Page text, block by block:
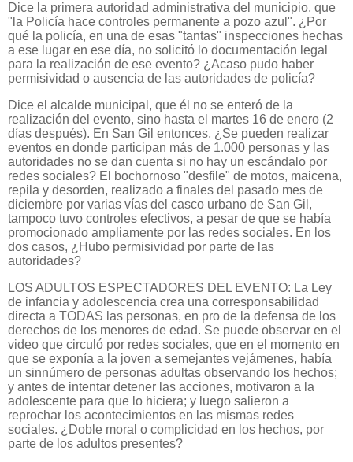
Dice la primera autoridad administrativa del municipio, que
"la Policía hace controles permanente a pozo azul". ¿Por
qué la policía, en una de esas "tantas" inspecciones hechas
a ese lugar en ese día, no solicitó lo documentación legal
para la realización de ese evento? ¿Acaso pudo haber
permisividad o ausencia de las autoridades de policía?
Dice el alcalde municipal, que él no se enteró de la
realización del evento, sino hasta el martes 16 de enero (2
días después). En San Gil entonces, ¿Se pueden realizar
eventos en donde participan más de 1.000 personas y las
autoridades no se dan cuenta si no hay un escándalo por
redes sociales? El bochornoso "desfile" de motos, maicena,
repila y desorden, realizado a finales del pasado mes de
diciembre por varias vías del casco urbano de San Gil,
tampoco tuvo controles efectivos, a pesar de que se había
promocionado ampliamente por las redes sociales. En los
dos casos, ¿Hubo permisividad por parte de las
autoridades?
LOS ADULTOS ESPECTADORES DEL EVENTO: La Ley
de infancia y adolescencia crea una corresponsabilidad
directa a TODAS las personas, en pro de la defensa de los
derechos de los menores de edad. Se puede observar en el
video que circuló por redes sociales, que en el momento en
que se exponía a la joven a semejantes vejámenes, había
un sinnúmero de personas adultas observando los hechos;
y antes de intentar detener las acciones, motivaron a la
adolescente para que lo hiciera; y luego salieron a
reprochar los acontecimientos en las mismas redes
sociales. ¿Doble moral o complicidad en los hechos, por
parte de los adultos presentes?